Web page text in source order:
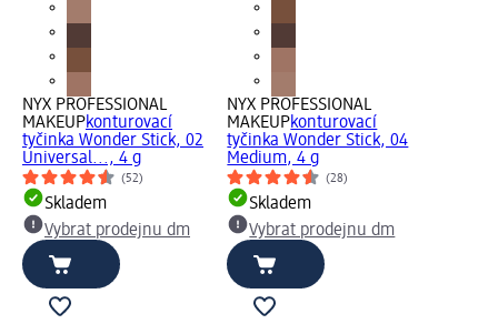
NYX PROFESSIONAL
MAKEUPkonturovací
tyčinka Wonder Stick, 02
Universal..., 4 g
(52)
Skladem
Vybrat prodejnu dm
NYX PROFESSIONAL
MAKEUPkonturovací
tyčinka Wonder Stick, 04
Medium, 4 g
(28)
Skladem
Vybrat prodejnu dm